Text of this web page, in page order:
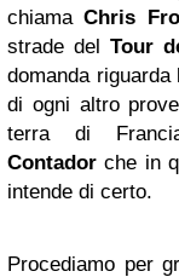
chiamaChris
strade del Tour
domanda riguarda
di ogni altro
terra di
Contador che in
intende di certo.
Procediamo per